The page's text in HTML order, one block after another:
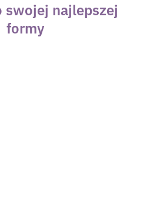
swojej najlepszej
formy